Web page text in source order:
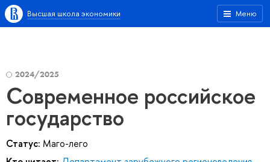
Меню
Высшая школа экономики
2024/2025
Современное российское
государство
Статус: Маго-лего